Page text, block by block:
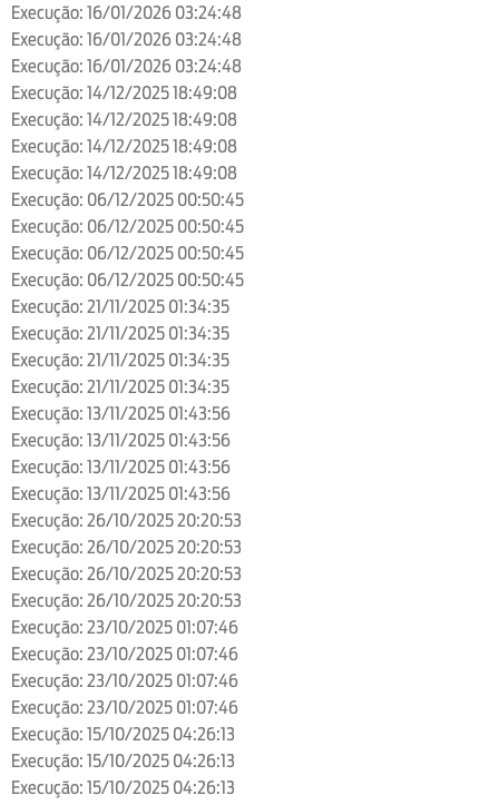
Execução: 16/01/2026 03:24:48
Execução: 16/01/2026 03:24:48
Execução: 16/01/2026 03:24:48
Execução: 14/12/2025 18:49:08
Execução: 14/12/2025 18:49:08
Execução: 14/12/2025 18:49:08
Execução: 14/12/2025 18:49:08
Execução: 06/12/2025 00:50:45
Execução: 06/12/2025 00:50:45
Execução: 06/12/2025 00:50:45
Execução: 06/12/2025 00:50:45
Execução: 21/11/2025 01:34:35
Execução: 21/11/2025 01:34:35
Execução: 21/11/2025 01:34:35
Execução: 21/11/2025 01:34:35
Execução: 13/11/2025 01:43:56
Execução: 13/11/2025 01:43:56
Execução: 13/11/2025 01:43:56
Execução: 13/11/2025 01:43:56
Execução: 26/10/2025 20:20:53
Execução: 26/10/2025 20:20:53
Execução: 26/10/2025 20:20:53
Execução: 26/10/2025 20:20:53
Execução: 23/10/2025 01:07:46
Execução: 23/10/2025 01:07:46
Execução: 23/10/2025 01:07:46
Execução: 23/10/2025 01:07:46
Execução: 15/10/2025 04:26:13
Execução: 15/10/2025 04:26:13
Execução: 15/10/2025 04:26:13